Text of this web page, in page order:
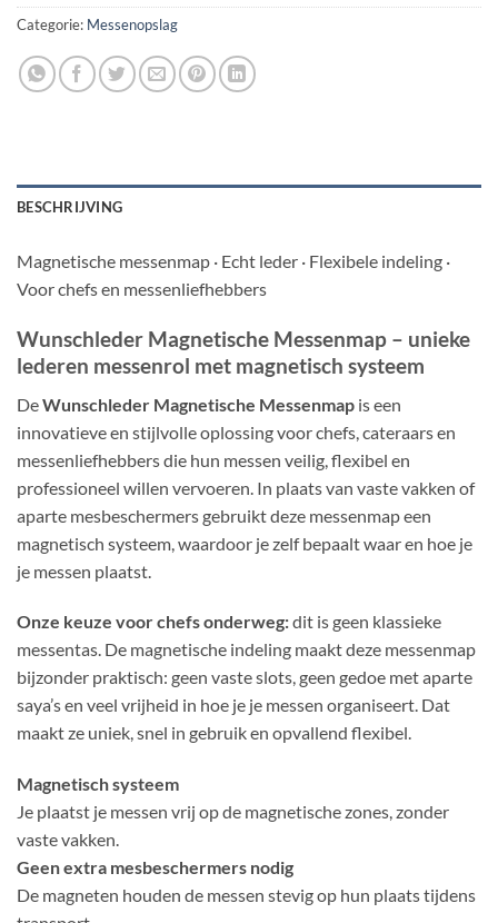
Categorie: Messenopslag
BESCHRIJVING
Magnetische messenmap · Echt leder · Flexibele indeling ·
Voor chefs en messenliefhebbers
Wunschleder Magnetische Messenmap – unieke
lederen messenrol met magnetisch systeem
DeWunschleder Magnetische Messenmap is een
innovatieve en stijlvolle oplossing voor chefs, cateraars en
messenliefhebbers die hun messen veilig, flexibel en
professioneel willen vervoeren. In plaats van vaste vakken of
aparte mesbeschermers gebruikt deze messenmap een
magnetisch systeem, waardoor je zelf bepaalt waar en hoe je
je messen plaatst.
Onze keuze voor chefs onderweg:dit is geen klassieke
messentas. De magnetische indeling maakt deze messenmap
bijzonder praktisch: geen vaste slots, geen gedoe met aparte
saya’s en veel vrijheid in hoe je je messen organiseert. Dat
maakt ze uniek, snel in gebruik en opvallend flexibel.
Magnetisch systeem
Je plaatst je messen vrij op de magnetische zones, zonder
vaste vakken.
Geen extra mesbeschermers nodig
De magneten houden de messen stevig op hun plaats tijdens